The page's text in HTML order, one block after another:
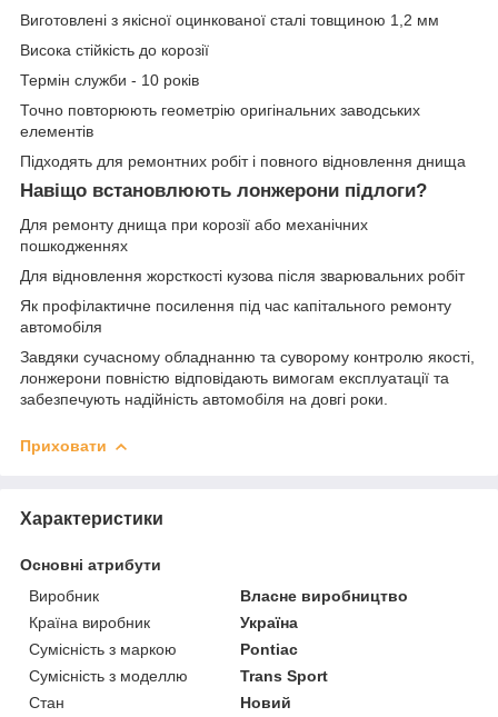
Виготовлені з якісної оцинкованої сталі товщиною 1,2 мм
Висока стійкість до корозії
Термін служби - 10 років
Точно повторюють геометрію оригінальних заводських
елементів
Підходять для ремонтних робіт і повного відновлення днища
Навіщо встановлюють лонжерони підлоги?
Для ремонту днища при корозії або механічних
пошкодженнях
Для відновлення жорсткості кузова після зварювальних робіт
Як профілактичне посилення під час капітального ремонту
автомобіля
Завдяки сучасному обладнанню та суворому контролю якості,
лонжерони повністю відповідають вимогам експлуатації та
забезпечують надійність автомобіля на довгі роки.
Приховати
Характеристики
Основні атрибути
Виробник
Власне виробництво
Країна виробник
Україна
Сумісність з маркою
Pontiac
Сумісність з моделлю
Trans Sport
Стан
Новий